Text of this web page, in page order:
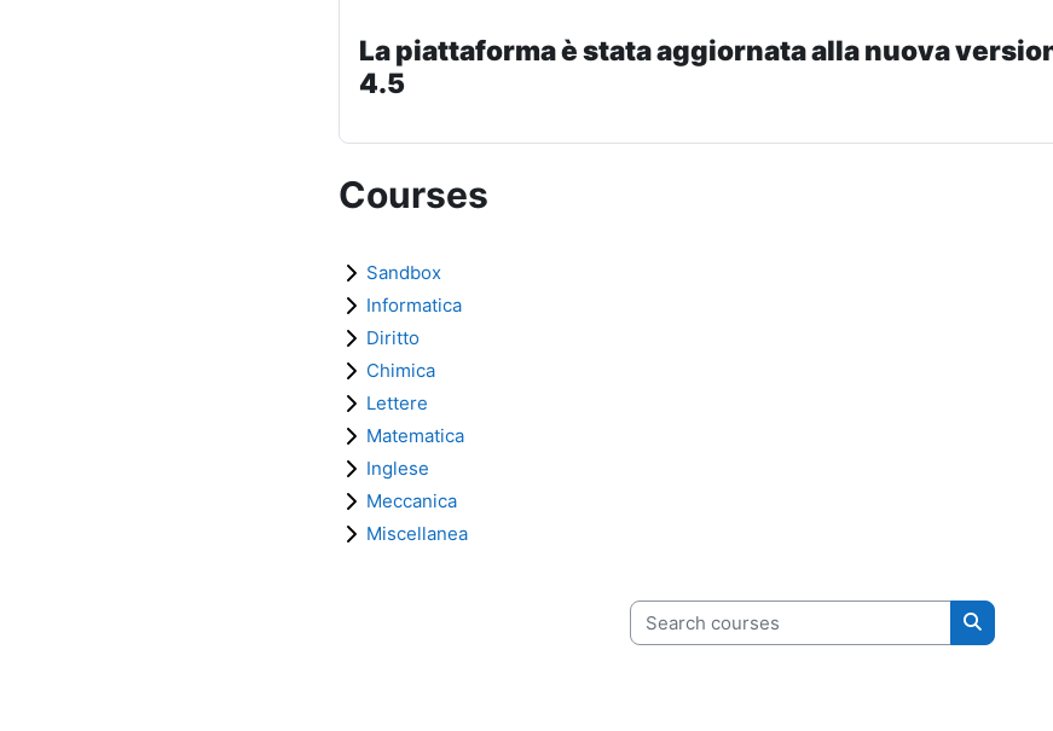
La piattaforma è stata aggiornata alla nuova
4.5
Courses
Sandbox
Informatica
Diritto
Chimica
Lettere
Matematica
Inglese
Meccanica
Miscellanea
Search courses
Search